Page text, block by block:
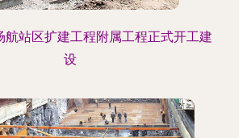
航站区扩建工程附属工程正式开工建
设